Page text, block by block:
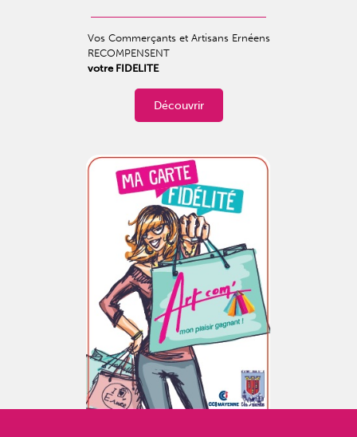
Vos Commerçants et Artisans Ernéens
RECOMPENSENT
votre FIDELITE
Découvrir